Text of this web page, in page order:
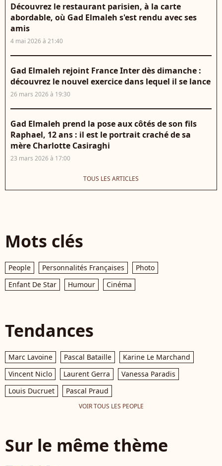
Découvrez le restaurant parisien, à la carte
abordable, où Gad Elmaleh s'est rendu avec ses
amis
4 mai 2026 à 21:40
Gad Elmaleh rejoint France Inter dès dimanche :
découvrez le nouvel exercice dans lequel il se lance
26 mars 2026 à 19:30
Gad Elmaleh prend la pose aux côtés de son fils
Raphael, 12 ans : il est le portrait craché de sa
mère Charlotte Casiraghi
23 mars 2026 à 17:00
TOUS LES ARTICLES
Mots clés
People Personnalités Françaises
Photo
Enfant De Star
Humour Cinéma
Tendances
Marc Lavoine Pascal Bataille
Karine Le Marchand
Vincent Niclo
Laurent Gerra
Vanessa Paradis
Louis Ducruet
Pascal Praud
VOIR TOUS LES PEOPLE
Sur le même thème